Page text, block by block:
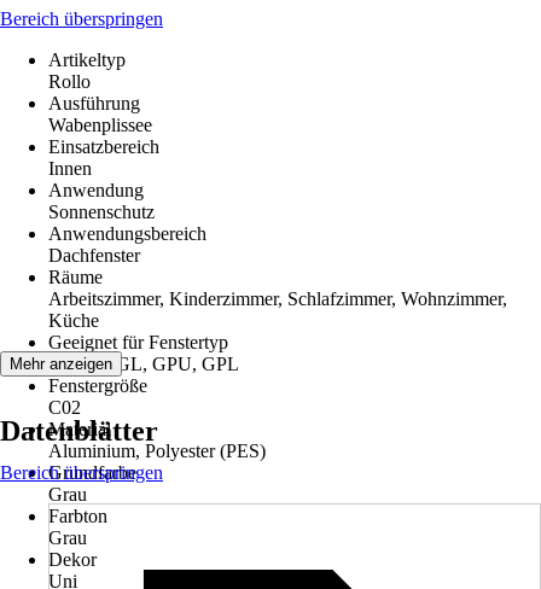
Bereich überspringen
Artikeltyp
Rollo
Ausführung
Wabenplissee
Einsatzbereich
Innen
Anwendung
Sonnenschutz
Anwendungsbereich
Dachfenster
Räume
Arbeitszimmer, Kinderzimmer, Schlafzimmer, Wohnzimmer,
Küche
Geeignet für Fenstertyp
GGU, GGL, GPU, GPL
Fenstergröße
C02
Material
Aluminium, Polyester (PES)
Grundfarbe
Grau
Farbton
Grau
Dekor
Uni
Mehr anzeigen
Datenblätter
Bereich überspringen